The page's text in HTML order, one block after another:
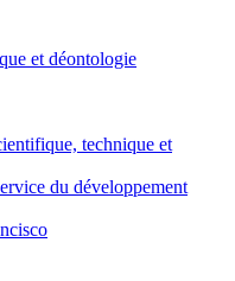
et déontologie
technique et
du développement